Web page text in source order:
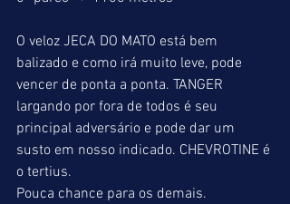
O veloz JECA DO MATO está bem
balizado e como irá muito leve, pode
vencer de ponta a ponta. TANGER
largando por fora de todos é seu
principal adversário e pode dar um
susto em nosso indicado. CHEVROTINE é
o tertius.
Pouca chance para os demais.